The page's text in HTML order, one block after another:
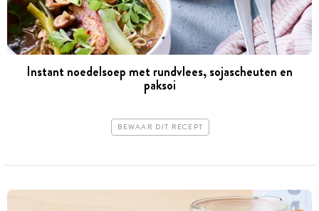
Instant noedelsoep met rundvlees, sojascheuten en
paksoi
BEWAAR DIT RECEPT